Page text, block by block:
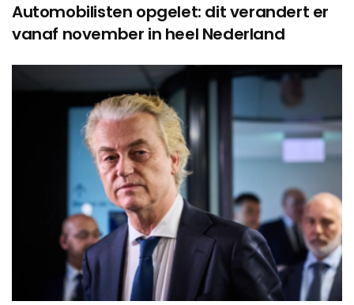
Automobilisten opgelet: dit verandert er
vanaf november in heel Nederland